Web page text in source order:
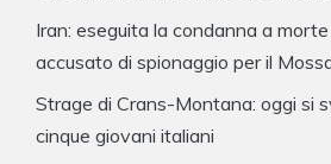
Iran: eseguita la condanna a
accusato di spionaggio per il
Strage di Crans-Montana: oggi si
cinque giovani italiani